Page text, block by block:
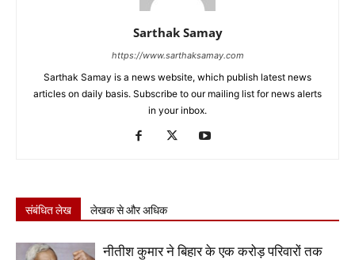
Sarthak Samay
https://www.sarthaksamay.com
Sarthak Samay is a news website, which publish latest news
articles on daily basis. Subscribe to our mailing list for news alerts
in your inbox.
संबंधित लेख लेखक से और अधिक
नीतीश कुमार ने बिहार के एक करोड़ परिवारों तक